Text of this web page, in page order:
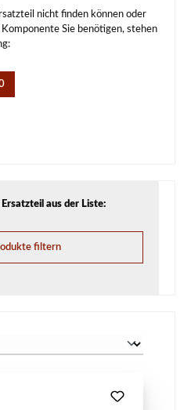
nicht finden können oder
Sie benötigen, stehen
aus der Liste:
filtern